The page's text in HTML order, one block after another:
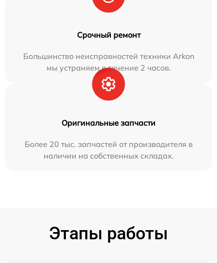
Срочный ремонт
Большинство неисправностей техники Arkon
мы устраняем в течение 2 часов.
Оригинальные запчасти
Более 20 тыс. запчастей от производителя в
наличии на собственных складах.
Этапы работы